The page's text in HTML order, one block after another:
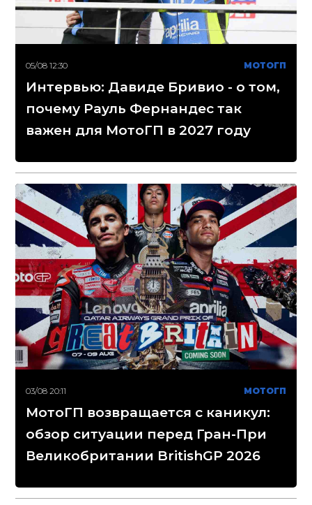
05/08 12:30 МОТОГП
Интервью: Давиде Бривио - о том,
почему Рауль Фернандес так
важен для МотоГП в 2027 году
03/08 20:11 МОТОГП
МотоГП возвращается с каникул:
обзор ситуации перед Гран-При
Великобритании BritishGP 2026